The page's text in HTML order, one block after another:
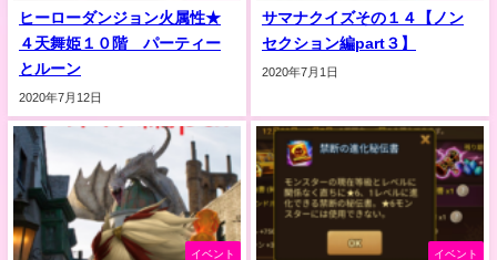
ヒーローダンジョン火属性★
４天舞姫１０階 パーティー
とルーン
2020年7月12日
サマナクイズその１４【ノン
セクション編part３】
2020年7月1日
イベント イベント